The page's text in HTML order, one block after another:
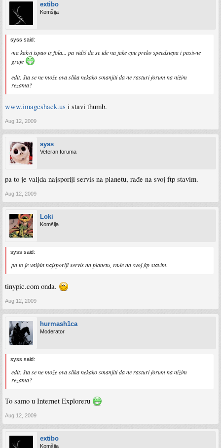
extibo
Komšija
syss said:
ma kakvi ispao iz fola... pa vidiš da se ide na jake cpu preko speedstepa i pasivne
grafe
edit: šta se ne može ova slika nekako smanjiti da ne rasturi forum na nižim
rezama?
www.imageshack.us i stavi thumb.
Aug 12, 2009
syss
Veteran foruma
pa to je valjda najsporiji servis na planetu, rađe na svoj ftp stavim.
Aug 12, 2009
Loki
Komšija
syss said:
pa to je valjda najsporiji servis na planetu, rađe na svoj ftp stavim.
tinypic.com onda.
Aug 12, 2009
hurmash1ca
Moderator
syss said:
edit: šta se ne može ova slika nekako smanjiti da ne rasturi forum na nižim
rezama?
To samo u Internet Exploreru
Aug 12, 2009
extibo
Komšija